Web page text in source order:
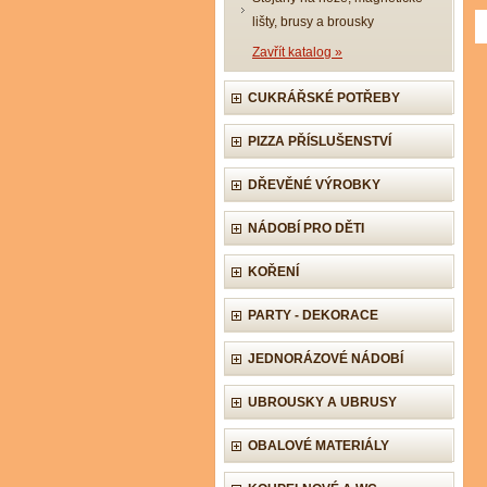
lišty, brusy a brousky
Zavřít katalog »
CUKRÁŘSKÉ POTŘEBY
PIZZA PŘÍSLUŠENSTVÍ
DŘEVĚNÉ VÝROBKY
NÁDOBÍ PRO DĚTI
KOŘENÍ
PARTY - DEKORACE
JEDNORÁZOVÉ NÁDOBÍ
UBROUSKY A UBRUSY
OBALOVÉ MATERIÁLY